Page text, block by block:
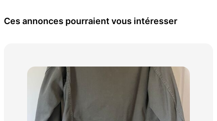
Ces annonces pourraient vous intéresser